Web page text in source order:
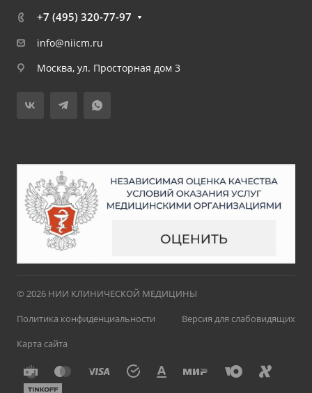
+7 (495) 320-77-97
info@niicm.ru
Москва, ул. Просторная дом 3
© 2026 НИИ КЛИНИЧЕСКОЙ МЕДИЦИНЫ
Политика конфиденциальности
Версия для слабовидящих
Карта сайта